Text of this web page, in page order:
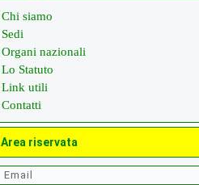
Chi siamo
Sedi
Organi nazionali
Lo Statuto
Link utili
Contatti
Area riservata